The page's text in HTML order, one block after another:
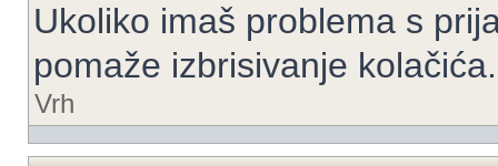
Ukoliko imaš problema s
pomaže izbrisivanje kolačića.
Vrh